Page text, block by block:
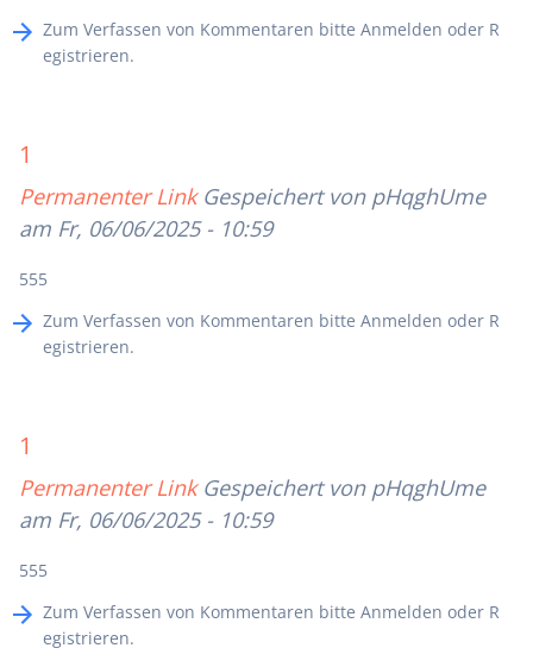
Zum Verfassen von Kommentaren bitte Anmelden oder R
egistrieren.
1
Permanenter Link Gespeichert von pHqghUme
am Fr, 06/06/2025 - 10:59
555
Zum Verfassen von Kommentaren bitte Anmelden oder R
egistrieren.
1
Permanenter Link Gespeichert von pHqghUme
am Fr, 06/06/2025 - 10:59
555
Zum Verfassen von Kommentaren bitte Anmelden oder R
egistrieren.